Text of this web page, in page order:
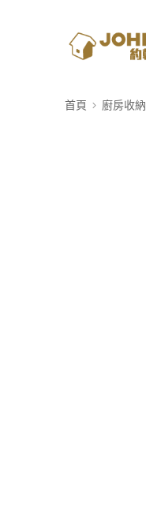
首頁 廚房收納